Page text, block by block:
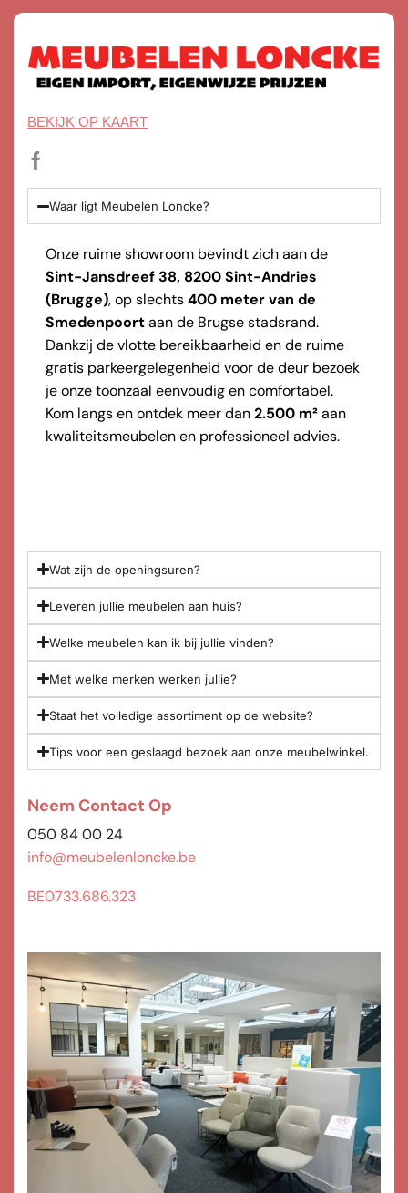
BEKIJK OP KAART
Waar ligt Meubelen Loncke?
Onze ruime showroom bevindt zich aan de
Sint-Jansdreef 38, 8200 Sint-Andries
(Brugge), op slechts400 meter van de
Smedenpoortaan de Brugse stadsrand.
Dankzij de vlotte bereikbaarheid en de ruime
gratis parkeergelegenheid voor de deur bezoek
je onze toonzaal eenvoudig en comfortabel.
Kom langs en ontdek meer dan2.500 m²aan
kwaliteitsmeubelen en professioneel advies.
Wat zijn de openingsuren?
Leveren jullie meubelen aan huis?
Welke meubelen kan ik bij jullie vinden?
Met welke merken werken jullie?
Staat het volledige assortiment op de website?
Tips voor een geslaagd bezoek aan onze meubelwinkel.
Neem Contact Op
050 84 00 24
info@meubelenloncke.be
BE0733.686.323